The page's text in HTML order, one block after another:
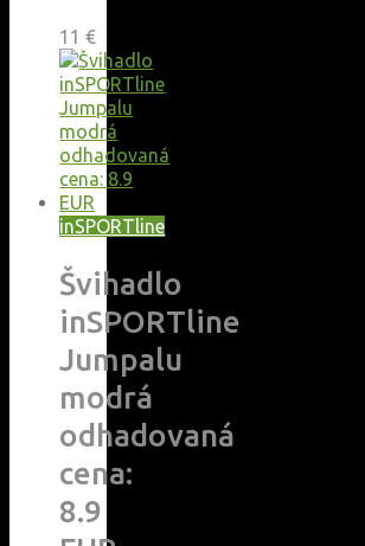
11€
inSPORTline
Švihadlo
inSPORTline
Jumpalu
modrá
odhadovaná
cena:
8.9